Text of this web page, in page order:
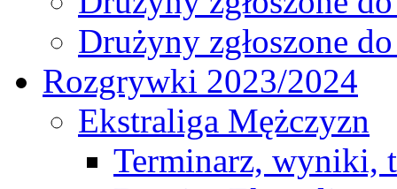
Drużyny zgłoszone
Rozgrywki 2023/2024
Ekstraliga Mężczyzn
Terminarz, wyniki,